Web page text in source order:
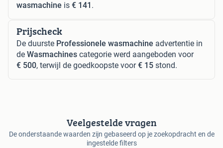
wasmachine is € 141 .
Prijscheck
De duurste Professionele wasmachine advertentie in
de Wasmachines categorie werd aangeboden voor
€ 500, terwijl de goedkoopste voor€ 15 stond.
Veelgestelde vragen
De onderstaande waarden zijn gebaseerd op je zoekopdracht en de
ingestelde filters